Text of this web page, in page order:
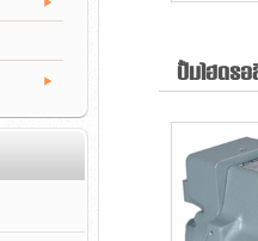
ปั้มไฮดร